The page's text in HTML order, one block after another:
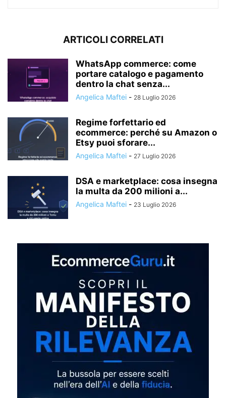
ARTICOLI CORRELATI
WhatsApp commerce: come
portare catalogo e pagamento
dentro la chat senza...
Angelica Maftei - 28 Luglio 2026
Regime forfettario ed
ecommerce: perché su Amazon o
Etsy puoi sforare...
Angelica Maftei - 27 Luglio 2026
DSA e marketplace: cosa insegna
la multa da 200 milioni a...
Angelica Maftei - 23 Luglio 2026